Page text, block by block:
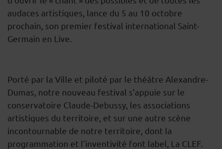
audaces artistiques, lance du 5 au 10 octobre
prochain, son premier festival international Saint-
Germain en Live.
Porté par la Ville et piloté par le théâtre Alexandre-
Dumas, notre nouveau festival s’appuie sur le
conservatoire Claude-Debussy, les associations
artistiques du territoire, et sur une autre scène
incontournable de notre territoire, dont la
programmation et l’inventivité font label, La CLEF.